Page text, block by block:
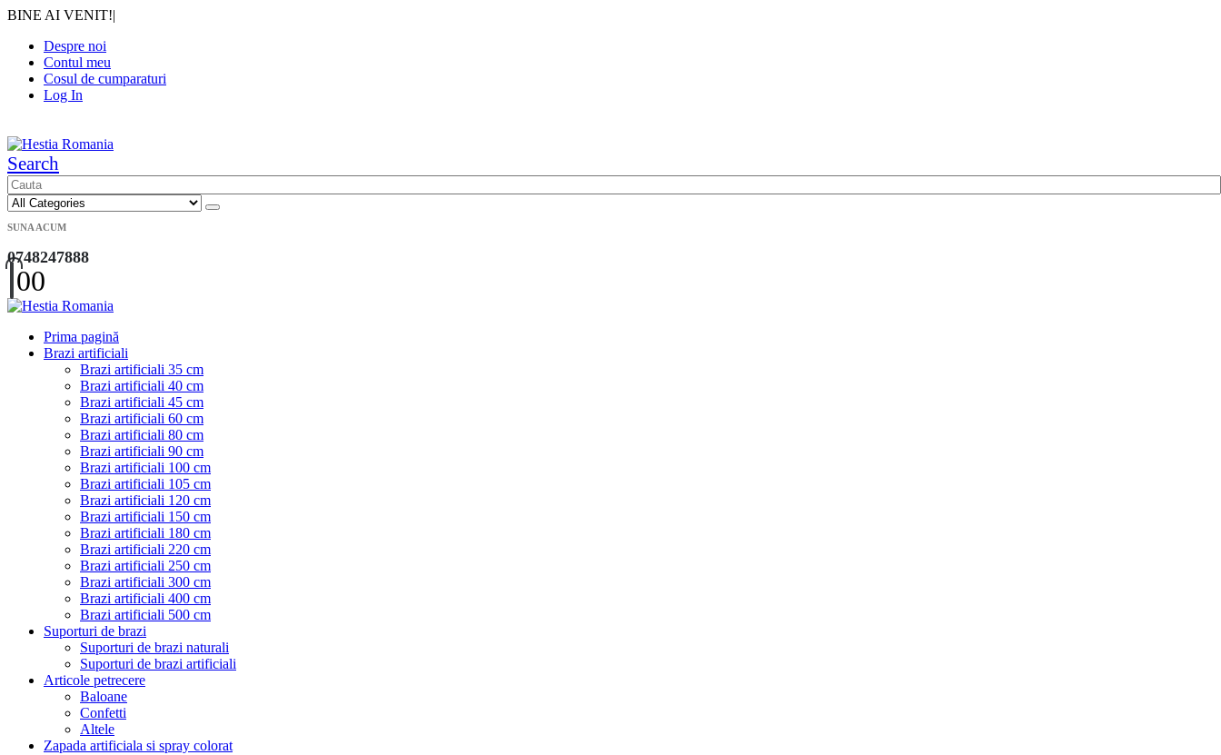
BINE AI VENIT!|
Despre noi
Contul meu
Cosul de cumparaturi
Log In
Search
SUNA ACUM
0748247888
00
Prima pagină
Brazi artificiali
Brazi artificiali 35 cm
Brazi artificiali 40 cm
Brazi artificiali 45 cm
Brazi artificiali 60 cm
Brazi artificiali 80 cm
Brazi artificiali 90 cm
Brazi artificiali 100 cm
Brazi artificiali 105 cm
Brazi artificiali 120 cm
Brazi artificiali 150 cm
Brazi artificiali 180 cm
Brazi artificiali 220 cm
Brazi artificiali 250 cm
Brazi artificiali 300 cm
Brazi artificiali 400 cm
Brazi artificiali 500 cm
Suporturi de brazi
Suporturi de brazi naturali
Suporturi de brazi artificiali
Articole petrecere
Baloane
Confetti
Altele
Zapada artificiala si spray colorat